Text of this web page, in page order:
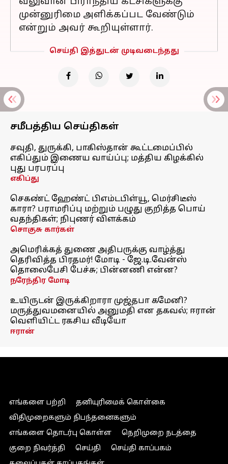
முன்னுரிமை அளிக்கப்பட வேண்டும்
என்றும் அவர் கூறியுள்ளார்.
செய்தி இத்துடன் முடிவடைந்தது
சமீபத்திய செய்திகள்
சவுதி, துருக்கி, பாகிஸ்தான் கூட்டமைப்பில்
எகிப்தும் இணைய வாய்ப்பு; மத்திய கிழக்கில்
புது பரபரப்பு
எகிப்து
செகண்ட் ஹேண்ட் பிஎம்டபிள்யூ, மெர்சிடீஸ்
காரா? பராமரிப்பு மற்றும் பழுது குறித்த பொய்
வதந்திகள்; நிபுணர் விளக்கம்
சொகுசு கார்கள்
அமெரிக்கத் துணை அதிபருக்கு வாழ்த்து
தெரிவித்த பிரதமர்! மோடி - ஜே.டி.வேன்ஸ்
தொலைபேசி பேச்சு; பின்னணி என்ன?
நரேந்திர மோடி
உயிருடன் இருக்கிறாரா முஜ்தபா கமேனி?
மருத்துவமனையில் அனுமதி என தகவல்; ஈரான்
வெளியிட்ட ரகசிய வீடியோ
ஈரான்
எங்களை பற்றி
தனியுரிமைக் கொள்கை
விதிமுறைகளும் நிபந்தனைகளும்
எங்களை தொடர்பு கொள்ள
நெறிமுறை நடத்தை
குறை நிவர்த்தி
செய்தி
செய்தி காப்பகம்